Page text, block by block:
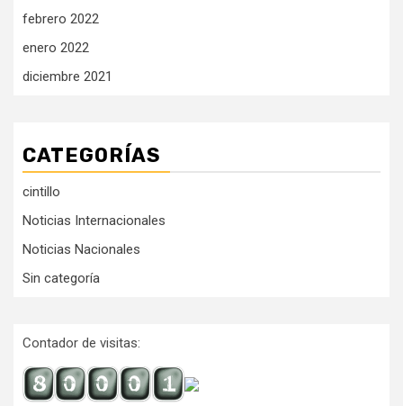
febrero 2022
enero 2022
diciembre 2021
CATEGORÍAS
cintillo
Noticias Internacionales
Noticias Nacionales
Sin categoría
Contador de visitas: